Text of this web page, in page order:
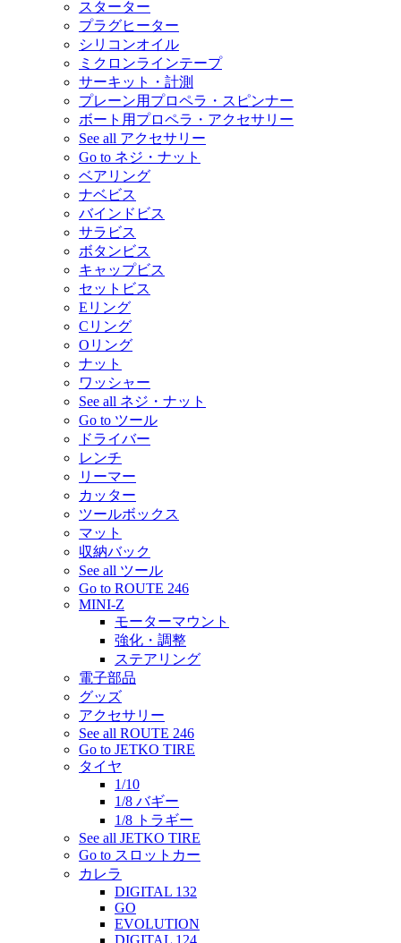
スターター
プラグヒーター
シリコンオイル
ミクロンラインテープ
サーキット・計測
プレーン用プロペラ・スピンナー
ボート用プロペラ・アクセサリー
See all アクセサリー
Go to ネジ・ナット
ベアリング
ナベビス
バインドビス
サラビス
ボタンビス
キャップビス
セットビス
Eリング
Cリング
Oリング
ナット
ワッシャー
See all ネジ・ナット
Go to ツール
ドライバー
レンチ
リーマー
カッター
ツールボックス
マット
収納バック
See all ツール
Go to ROUTE 246
MINI-Z
モーターマウント
強化・調整
ステアリング
電子部品
グッズ
アクセサリー
See all ROUTE 246
Go to JETKO TIRE
タイヤ
1/10
1/8 バギー
1/8 トラギー
See all JETKO TIRE
Go to スロットカー
カレラ
DIGITAL 132
GO
EVOLUTION